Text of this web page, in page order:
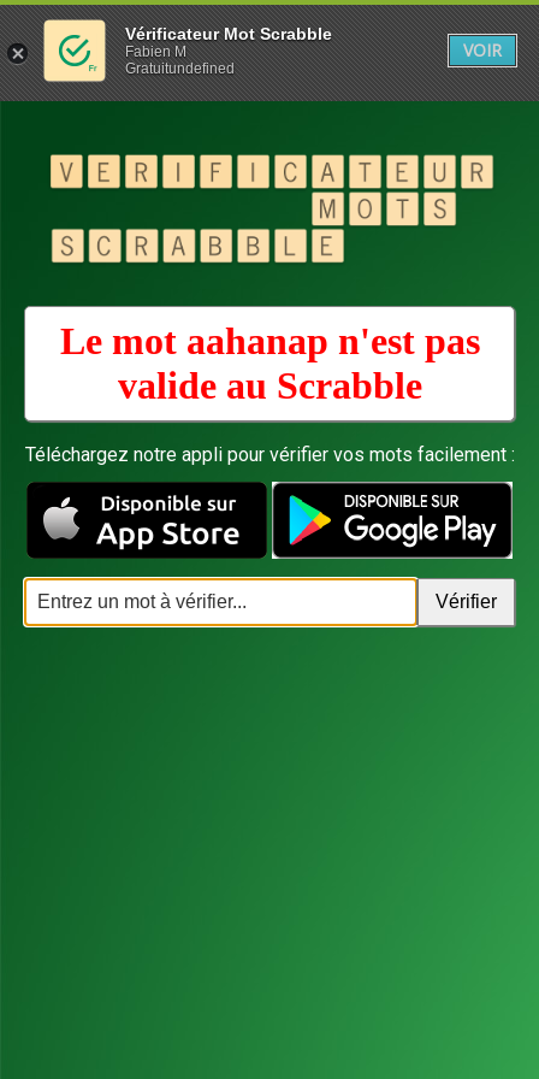
Le mot aahanap n'est pas
valide au Scrabble
Téléchargez notre appli pour vérifier vos mots facilement :
Vérificateur Mot Scrabble
Fabien M
Gratuitundefined
VOIR